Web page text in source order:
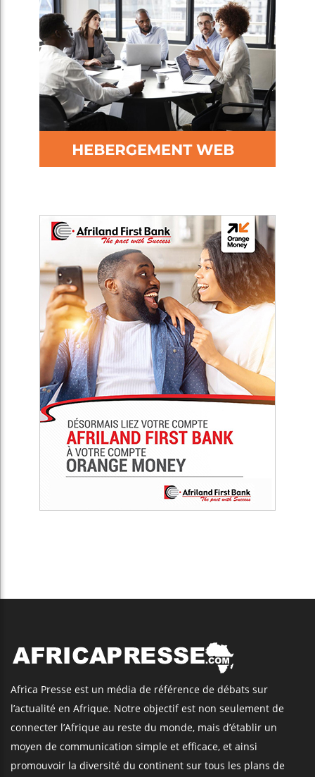
Africa Presse est un média de référence de débats sur
l’actualité en Afrique. Notre objectif est non seulement de
connecter l’Afrique au reste du monde, mais d’établir un
moyen de communication simple et efficace, et ainsi
promouvoir la diversité du continent sur tous les plans de